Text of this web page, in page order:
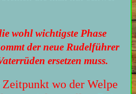
wohl wichtigste Phase
der neue Rudelführer
ersetzen muss.
Zeitpunkt wo der Welpe